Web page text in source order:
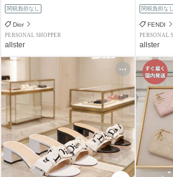
関税負担なし
Dior
PERSONAL SHOPPER
allster
関税負担なし
FENDI
PERSONAL
allster